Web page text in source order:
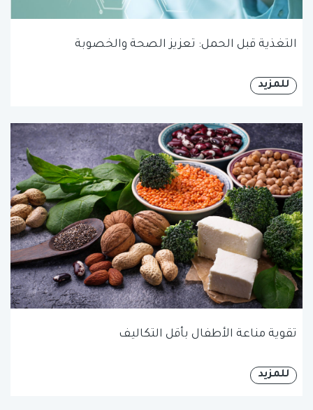
التغذية قبل الحمل: تعزيز الصحة والخصوبة
للمزيد
تقوية مناعة الأطفال بأقل التكاليف
للمزيد